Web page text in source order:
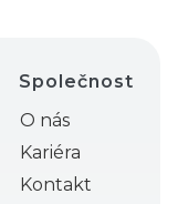
Společnost
O nás
Kariéra
Kontakt